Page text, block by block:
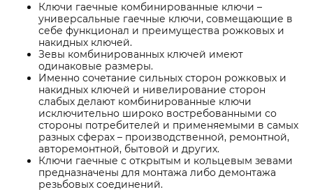
Ключи гаечные комбинированные ключи –
универсальные гаечные ключи, совмещающие в
себе функционал и преимущества рожковых и
накидных ключей.
Зевы комбинированных ключей имеют
одинаковые размеры.
Именно сочетание сильных сторон рожковых и
накидных ключей и нивелирование сторон
слабых делают комбинированные ключи
исключительно широко востребованными со
стороны потребителей и применяемыми в самых
разных сферах – производственной, ремонтной,
авторемонтной, бытовой и других.
Ключи гаечные с открытым и кольцевым зевами
предназначены для монтажа либо демонтажа
резьбовых соединений.